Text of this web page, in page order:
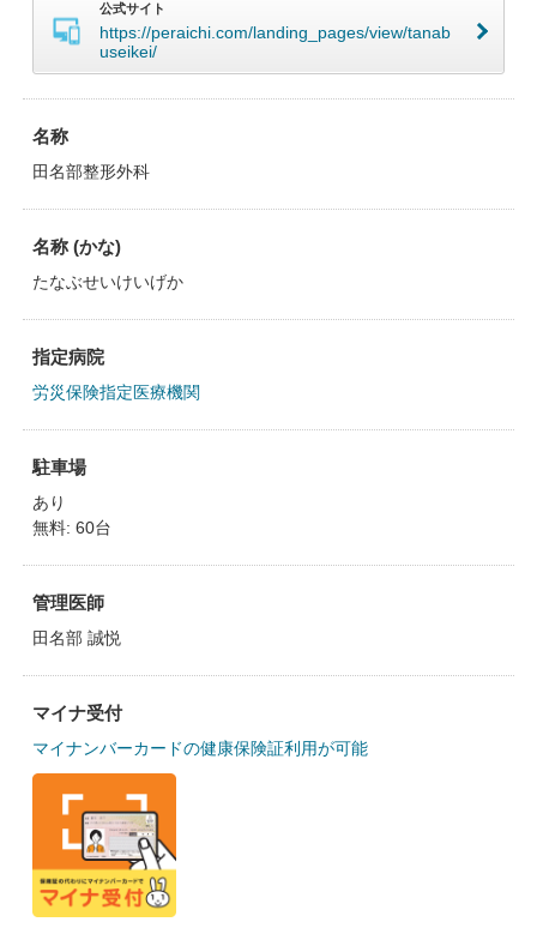
公式サイト
https://peraichi.com/landing_pages/view/tanab
useikei/
名称
田名部整形外科
名称 (かな)
たなぶせいけいげか
指定病院
労災保険指定医療機関
駐車場
あり
無料: 60台
管理医師
田名部 誠悦
マイナ受付
マイナンバーカードの健康保険証利用が可能